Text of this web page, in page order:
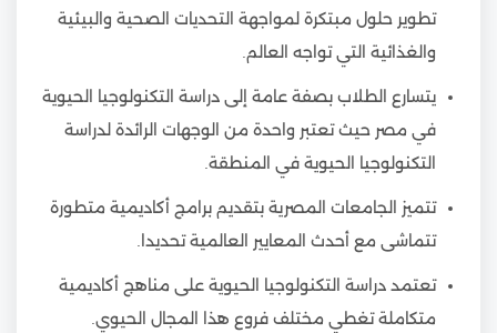
تطوير حلول مبتكرة لمواجهة التحديات الصحية والبيئية
والغذائية التي تواجه العالم.
يتسارع الطلاب بصفة عامة إلى دراسة التكنولوجيا الحيوية
في مصر حيث تعتبر واحدة من الوجهات الرائدة لدراسة
التكنولوجيا الحيوية في المنطقة.
تتميز الجامعات المصرية بتقديم برامج أكاديمية متطورة
تتماشى مع أحدث المعايير العالمية تحديدا.
تعتمد دراسة التكنولوجيا الحيوية على مناهج أكاديمية
متكاملة تغطي مختلف فروع هذا المجال الحيوي.